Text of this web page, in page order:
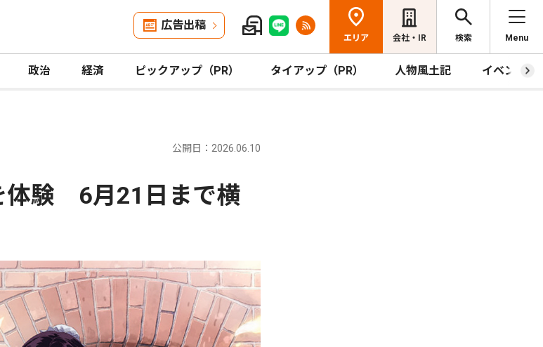
広告出稿
エリア 会社・IR 検索 Menu
政治 経済 ピックアップ（PR） タイアップ（PR） 人物風土記 イベント
公開日：2026.06.10
体験 6月21日まで横